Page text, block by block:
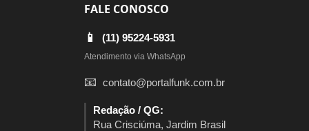
FALE CONOSCO
📱 (11) 95224-5931
Atendimento via WhatsApp
📧 contato@portalfunk.com.br
Redação / QG:
Rua Crisciúma, Jardim Brasil